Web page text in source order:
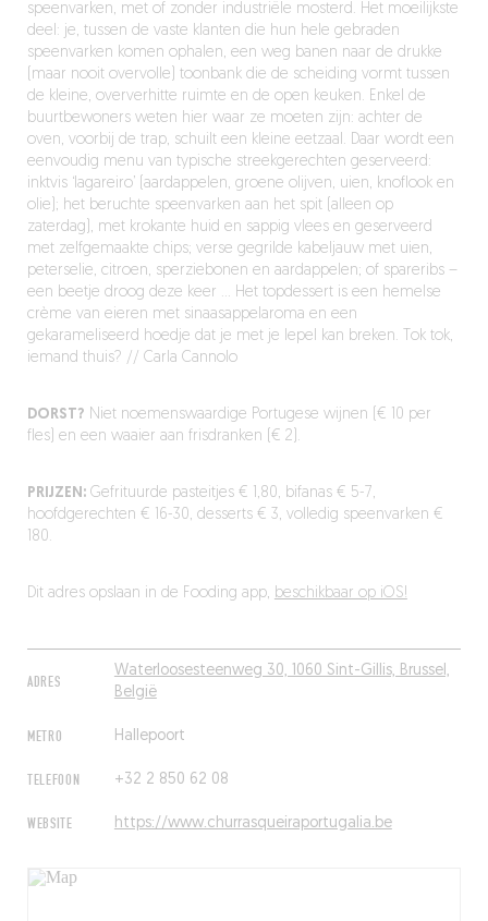
ADRES
Waterloosesteenweg 30, 1060 Sint-Gillis, Brussel,
België
METRO Hallepoort
TELEFOON +32 2 850 62 08
WEBSITE https://www.churrasqueiraportugalia.be
speenvarken, met of zonder industriële mosterd. Het moeilijkste
deel: je, tussen de vaste klanten die hun hele gebraden
speenvarken komen ophalen, een weg banen naar de drukke
(maar nooit overvolle) toonbank die de scheiding vormt tussen
de kleine, oververhitte ruimte en de open keuken. Enkel de
buurtbewoners weten hier waar ze moeten zijn: achter de
oven, voorbij de trap, schuilt een kleine eetzaal. Daar wordt een
eenvoudig menu van typische streekgerechten geserveerd:
inktvis ‘lagareiro’ (aardappelen, groene olijven, uien, knoflook en
olie); het beruchte speenvarken aan het spit (alleen op
zaterdag), met krokante huid en sappig vlees en geserveerd
met zelfgemaakte chips; verse gegrilde kabeljauw met uien,
peterselie, citroen, sperziebonen en aardappelen; of spareribs –
een beetje droog deze keer … Het topdessert is een hemelse
crème van eieren met sinaasappelaroma en een
gekarameliseerd hoedje dat je met je lepel kan breken. Tok tok,
iemand thuis? // Carla Cannolo
DORST? Niet noemenswaardige Portugese wijnen (€ 10 per
fles) en een waaier aan frisdranken (€ 2).
PRIJZEN:Gefrituurde pasteitjes € 1,80, bifanas € 5-7,
hoofdgerechten € 16-30, desserts € 3, volledig speenvarken €
180.
Dit adres opslaan in de Fooding app, beschikbaar op iOS!